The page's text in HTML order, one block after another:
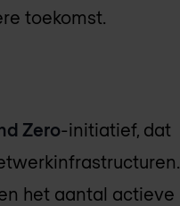
toekomst.
Zero-initiatief, dat
het aantal actieve